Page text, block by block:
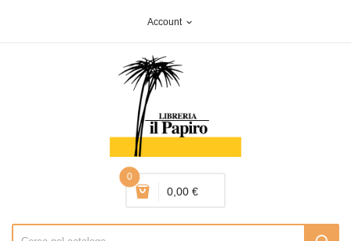
Account expand_more
0
0,00 €